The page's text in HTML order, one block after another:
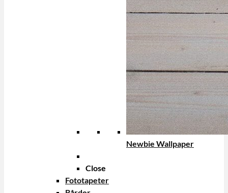
Newbie Wallpaper
Close
Fototapeter